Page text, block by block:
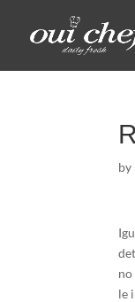
by
le